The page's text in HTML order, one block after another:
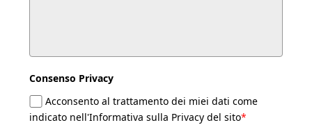
Consenso Privacy
Acconsento al trattamento dei miei dati come
indicato nell'Informativa sulla Privacy del sito*